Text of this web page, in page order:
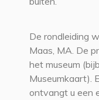
De rondleiding
Maas, MA. De
het museum
Museumkaart).
ontvangt u een